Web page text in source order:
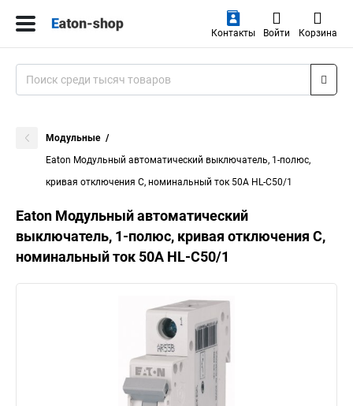
Контакты Войти Корзина
Модульные
Eaton Модульный автоматический выключатель, 1-полюс,
кривая отключения C, номинальный ток 50А HL-C50/1
Eaton Модульный автоматический
выключатель, 1-полюс, кривая отключения C,
номинальный ток 50А HL-C50/1